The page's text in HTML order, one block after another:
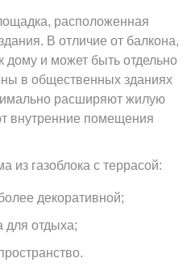
расположенная
В отличие от балкона,
дому и может быть отдельно
в общественных зданиях
расширяют жилую
внутренние помещения
из газоблока с террасой:
декоративной;
для отдыха;